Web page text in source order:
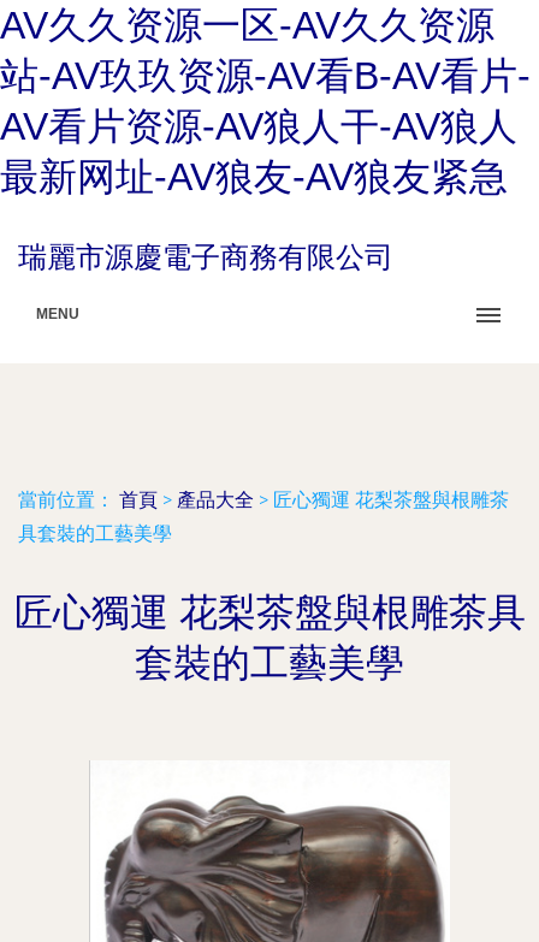
AV久久资源一区-AV久久资源
站-AV玖玖资源-AV看B-AV看片-
AV看片资源-AV狼人干-AV狼人
最新网址-AV狼友-AV狼友紧急
瑞麗市源慶電子商務有限公司
MENU
當前位置： 首頁 > 產品大全 > 匠心獨運 花梨茶盤與根雕茶
具套裝的工藝美學
匠心獨運 花梨茶盤與根雕茶具
套裝的工藝美學